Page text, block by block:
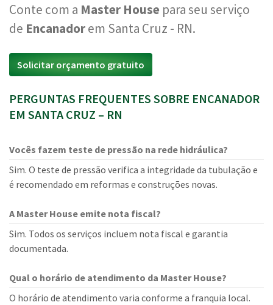
Conte com a Master House para seu serviço
de Encanadorem Santa Cruz - RN.
Solicitar orçamento gratuito
PERGUNTAS FREQUENTES SOBRE ENCANADOR
EM SANTA CRUZ – RN
Vocês fazem teste de pressão na rede hidráulica?
Sim. O teste de pressão verifica a integridade da tubulação e
é recomendado em reformas e construções novas.
A Master House emite nota fiscal?
Sim. Todos os serviços incluem nota fiscal e garantia
documentada.
Qual o horário de atendimento da Master House?
O horário de atendimento varia conforme a franquia local.